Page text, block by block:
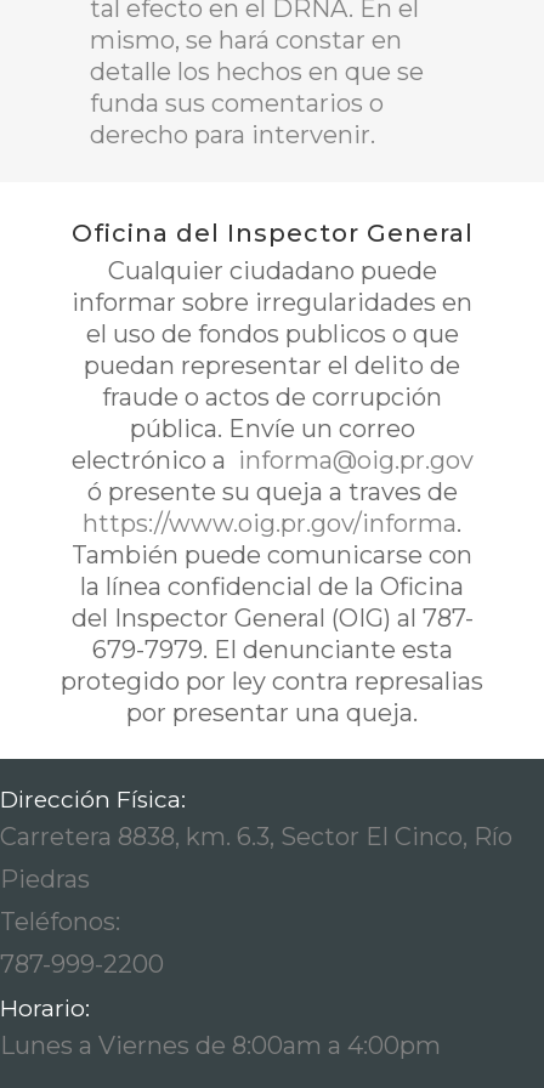
tal efecto en el DRNA. En el
mismo, se hará constar en
detalle los hechos en que se
funda sus comentarios o
derecho para intervenir.
Oficina del Inspector General
Cualquier ciudadano puede
informar sobre irregularidades en
el uso de fondos publicos o que
puedan representar el delito de
fraude o actos de corrupción
pública. Envíe un correo
electrónico a informa@oig.pr.gov
ó presente su queja a traves de
https://www.oig.pr.gov/informa.
También puede comunicarse con
la línea confidencial de la Oficina
del Inspector General (OIG) al 787-
679-7979. El denunciante esta
protegido por ley contra represalias
por presentar una queja.
Dirección Física:
Carretera 8838, km. 6.3, Sector El Cinco, Río
Piedras
Teléfonos:
787-999-2200
Horario:
Lunes a Viernes de 8:00am a 4:00pm